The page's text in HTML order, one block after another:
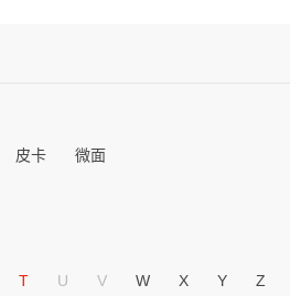
皮卡 微面
T U V W X Y Z